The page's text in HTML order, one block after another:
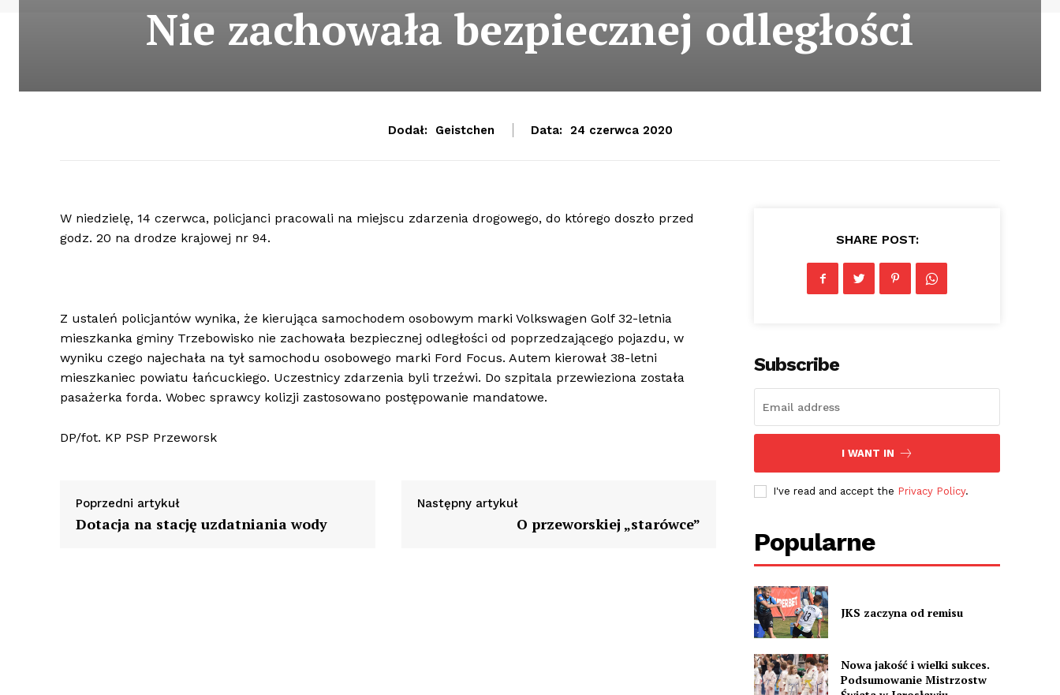
Nie zachowała bezpiecznej odległości
Dodał: Geistchen Data: 24 czerwca 2020
W niedzielę, 14 czerwca, policjanci pracowali na miejscu zdarzenia drogowego, do którego doszło przed
godz. 20 na drodze krajowej nr 94.
Z ustaleń policjantów wynika, że kierująca samochodem osobowym marki Volkswagen Golf 32-letnia
mieszkanka gminy Trzebowisko nie zachowała bezpiecznej odległości od poprzedzającego pojazdu, w
wyniku czego najechała na tył samochodu osobowego marki Ford Focus. Autem kierował 38-letni
mieszkaniec powiatu łańcuckiego. Uczestnicy zdarzenia byli trzeźwi. Do szpitala przewieziona została
pasażerka forda. Wobec sprawcy kolizji zastosowano postępowanie mandatowe.
DP/fot. KP PSP Przeworsk
Poprzedni artykuł
Dotacja na stację uzdatniania wody
Następny artykuł
O przeworskiej „starówce”
SHARE POST:
Subscribe
I WANT IN
I've read and accept the Privacy Policy.
Popularne
JKS zaczyna od remisu
Nowa jakość i wielki sukces.
Podsumowanie Mistrzostw